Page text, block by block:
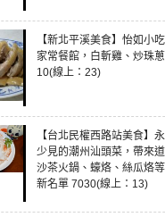
【新北平溪美食】怡如小
家常餐館，白斬雞、炒珠
10(線上：23)
【台北民權西路站美食】
少見的潮州汕頭菜，帶來
沙茶火鍋、蠔烙、絲瓜烙
新名單 7030(線上：13)